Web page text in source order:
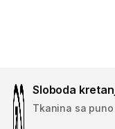
Sloboda
Tkanina sa